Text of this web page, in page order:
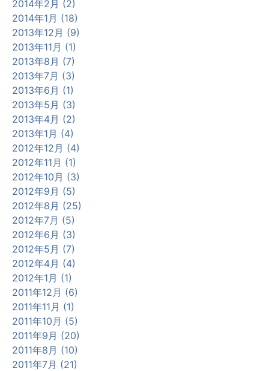
2014年2月 (2)
2014年1月 (18)
2013年12月 (9)
2013年11月 (1)
2013年8月 (7)
2013年7月 (3)
2013年6月 (1)
2013年5月 (3)
2013年4月 (2)
2013年1月 (4)
2012年12月 (4)
2012年11月 (1)
2012年10月 (3)
2012年9月 (5)
2012年8月 (25)
2012年7月 (5)
2012年6月 (3)
2012年5月 (7)
2012年4月 (4)
2012年1月 (1)
2011年12月 (6)
2011年11月 (1)
2011年10月 (5)
2011年9月 (20)
2011年8月 (10)
2011年7月 (21)